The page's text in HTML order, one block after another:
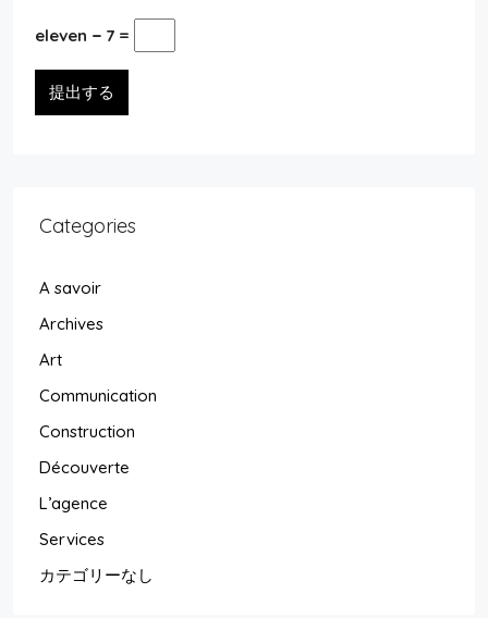
eleven − 7 =
提出する
Categories
A savoir
Archives
Art
Communication
Construction
Découverte
L’agence
Services
カテゴリーなし